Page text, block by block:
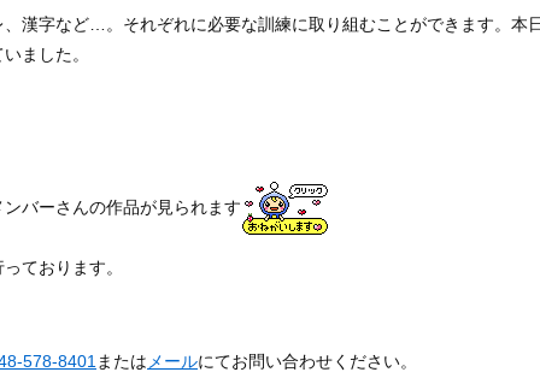
漢字など…。それぞれに必要な訓練に取り組むことができます。本
ました。
バーさんの作品が見られます
ております。
578-8401 または メールにてお問い合わせください。